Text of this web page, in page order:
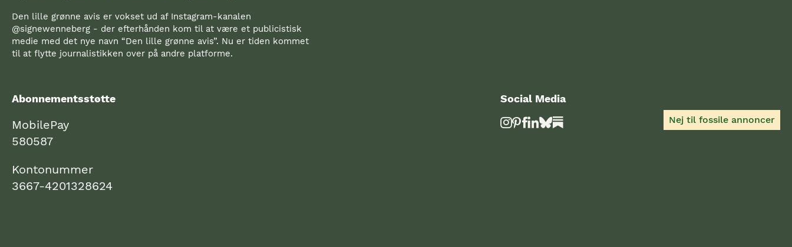
Den lille grønne avis er vokset ud af Instagram-kanalen
@signewenneberg - der efterhånden kom til at være et publicistisk
medie med det nye navn “Den lille grønne avis”. Nu er tiden kommet
til at flytte journalistikken over på andre platforme.
Abonnementsstøtte
MobilePay
580587
Kontonummer
3667-4201328624
Social Media
Nej til fossile annoncer